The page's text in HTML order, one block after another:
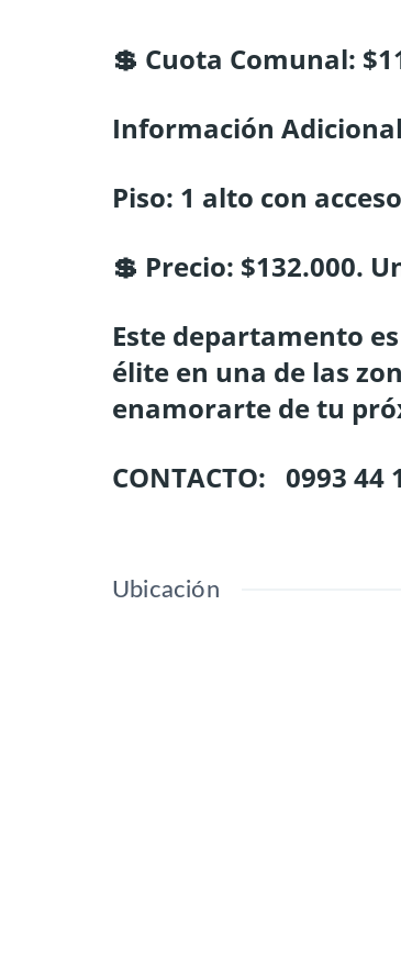
💲 Cuota Comunal:
Información Adicional
Piso: 1 alto con
💲 Precio: $132.000.
Este departamento
élite en una de las
enamorarte de tu
CONTACTO: 0993 44
Ubicación